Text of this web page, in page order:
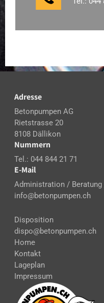
Adresse
Betonpumpen AG
Rietstrasse 20
8108 Dällikon
Nummern
Tel.: 044 844 21 71
E-Mail
Administration /
info@betonpumpen.ch
Disposition
dispo@betonpumpen.ch
Home
Kontakt
Lageplan
Impressum